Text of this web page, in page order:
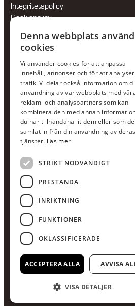
Integritetspolicy
Cookiepolicy
Jour:073-36 88 87 0
Växel:020-120 29 00
E-post:info@scandcon.se
BESÖKSADRESS
Backagårdsgatan 9
511 57 Kinna
UPPGIFTER
Orgnummer
559375-8161
Swishnummer
123-615 05 28
Producerad av Gota
Denna webbplats
cookies
Vi använder cookies för att anpassa
innehåll, annonser och för att
trafik. Vi delar också information om
användning av vår webbplats med
reklam- och analyspartners som kan
kombinera den med annan
du har tillhandahållit dem eller som
samlat in från din användning av deras
tjänster. Läs mer
STRIKT NÖDVÄNDIGT
PRESTANDA
INRIKTNING
FUNKTIONER
OKLASSIFICERADE
ACCEPTERA ALLA AVVISA
VISA DETALJER